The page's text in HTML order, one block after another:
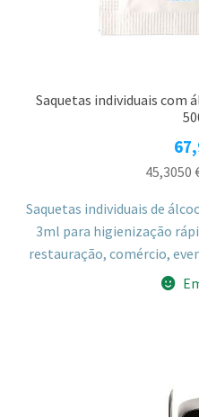
Saquetas individuais com
45,3050
Saquetas individuais de
3ml para higienização
restauração, comércio,